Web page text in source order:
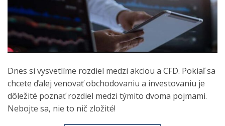
Dnes si vysvetlíme rozdiel medzi akciou a CFD. Pokiaľ sa
chcete ďalej venovať obchodovaniu a investovaniu je
dôležité poznať rozdiel medzi týmito dvoma pojmami.
Nebojte sa, nie to nič zložité!